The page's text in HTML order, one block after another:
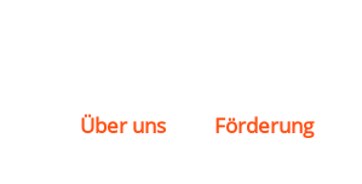
Über uns Förderung